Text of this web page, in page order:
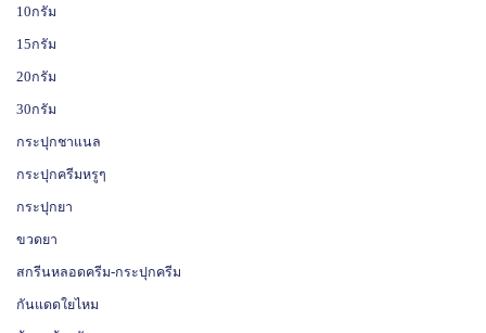
10กรัม
15กรัม
20กรัม
30กรัม
กระปุกชาแนล
กระปุกครีมหรูๆ
กระปุกยา
ขวดยา
สกรีนหลอดครีม-กระปุกครีม
กันแดดใยไหม